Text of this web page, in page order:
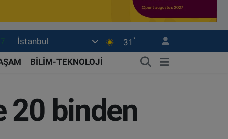
İstanbul 31 °
BİLİM-TEKNOLOJİ
20 binden